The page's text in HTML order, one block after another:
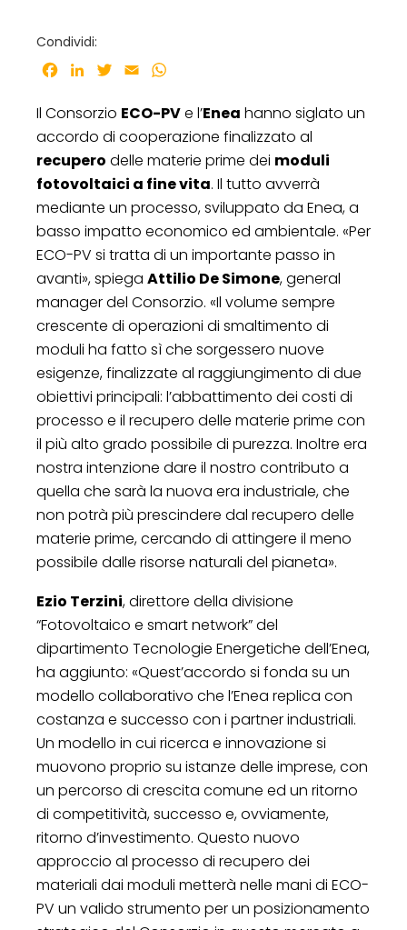
Condividi:
Facebook
LinkedInTwitter
Email
Il Consorzio ECO-PVe l’Enea hanno siglato un
accordo di cooperazione finalizzato al
recupero delle materie prime dei moduli
fotovoltaici a fine vita. Il tutto avverrà
mediante un processo, sviluppato da Enea, a
basso impatto economico ed ambientale. «Per
ECO-PV si tratta di un importante passo in
avanti», spiega Attilio De Simone, general
manager del Consorzio. «Il volume sempre
crescente di operazioni di smaltimento di
moduli ha fatto sì che sorgessero nuove
esigenze, finalizzate al raggiungimento di due
obiettivi principali: l’abbattimento dei costi di
processo e il recupero delle materie prime con
il più alto grado possibile di purezza. Inoltre era
nostra intenzione dare il nostro contributo a
quella che sarà la nuova era industriale, che
non potrà più prescindere dal recupero delle
materie prime, cercando di attingere il meno
possibile dalle risorse naturali del pianeta».
Ezio Terzini, direttore della divisione
“Fotovoltaico e smart network” del
dipartimento Tecnologie Energetiche dell’Enea,
ha aggiunto: «Quest’accordo si fonda su un
modello collaborativo che l’Enea replica con
costanza e successo con i partner industriali.
Un modello in cui ricerca e innovazione si
muovono proprio su istanze delle imprese, con
un percorso di crescita comune ed un ritorno
di competitività, successo e, ovviamente,
ritorno d’investimento. Questo nuovo
approccio al processo di recupero dei
materiali dai moduli metterà nelle mani di ECO-
PV un valido strumento per un posizionamento